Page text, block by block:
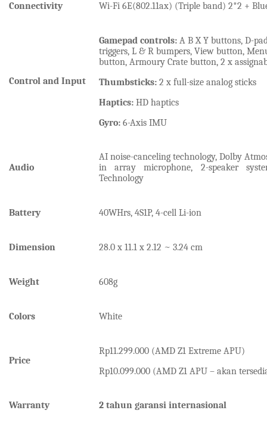
Connectivity Wi-Fi 6E(802.11ax) (Triple band) 2*2 +
Control and Input
Gamepad controls: A B X Y buttons, D-
triggers, L & R bumpers, View button,
button, Armoury Crate button, 2 x
Thumbsticks:2 x full-size analog sticks
Haptics:HD haptics
Gyro:6-Axis IMU
Audio
AI noise-canceling technology, Dolby
in array microphone, 2-speaker
Technology
Battery 40WHrs, 4S1P, 4-cell Li-ion
Dimension 28.0 x 11.1 x 2.12 ~ 3.24 cm
Weight 608g
Colors White
Price
Rp11.299.000 (AMD Z1 Extreme APU)
Rp10.099.000 (AMD Z1 APU – akan
Warranty 2 tahun garansi internasional